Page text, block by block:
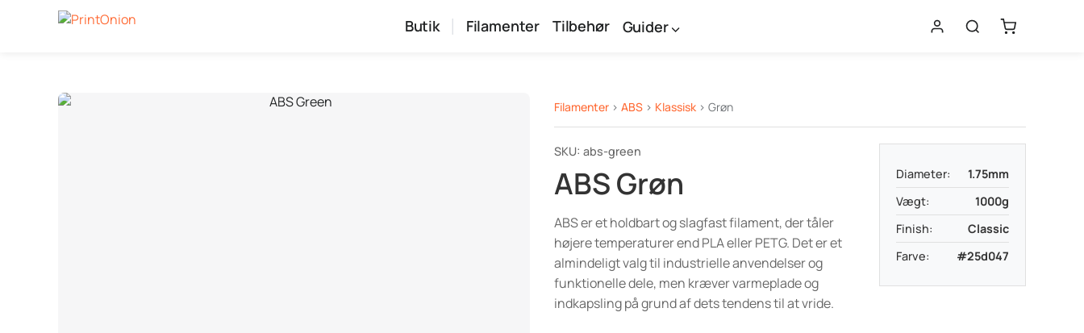
Butik Filamenter Tilbehør Guider
Filamenter > ABS > Klassisk > Grøn
SKU: abs-green
ABS Grøn
ABS er et holdbart og slagfast filament, der tåler
højere temperaturer end PLA eller PETG. Det er et
almindeligt valg til industrielle anvendelser og
funktionelle dele, men kræver varmeplade og
indkapsling på grund af dets tendens til at vride.
Diameter:
1.75mm
Vægt:
1000g
Finish:
Classic
Farve:
#25d047